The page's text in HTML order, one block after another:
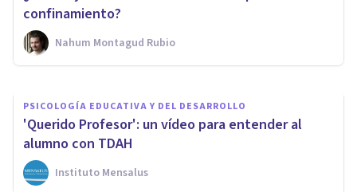
confinamiento?
Nahum Montagud Rubio
tiene TDAH?
Nahum Montagud Rubio
PSICOLOGÍA EDUCATIVA Y DEL DESARROLLO
'Querido Profesor': un vídeo para entender al
alumno con TDAH
Instituto Mensalus